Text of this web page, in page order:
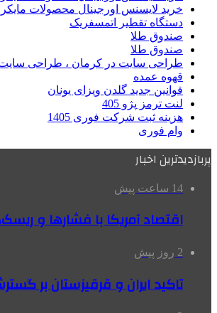
خرید لایسنس اورجینال محصولات
دستگاه تقطیر اتمسفریک
صندوق طلا
صندوق طلا
طراحی سایت در کرمان ، طراحی
قهوه عمده
قوانین جدید گلدن ویزای یونان
لنت ترمز پژو 405
هزینه ثبت شرکت فوری 1405
وام فوری
پربازدیدترین اخبار
14 ساعت پیش
اقتصاد آمریکا با فشارها و
2 روز پیش
تاکید ایران و قرقیزستان بر